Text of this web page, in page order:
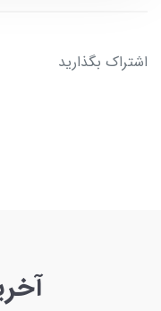
اشتراک بگذارید